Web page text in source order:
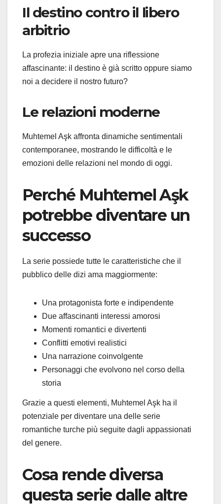
Il destino contro il libero
arbitrio
La profezia iniziale apre una riflessione
affascinante: il destino è già scritto oppure siamo
noi a decidere il nostro futuro?
Le relazioni moderne
Muhtemel Aşk affronta dinamiche sentimentali
contemporanee, mostrando le difficoltà e le
emozioni delle relazioni nel mondo di oggi.
Perché Muhtemel Aşk
potrebbe diventare un
successo
La serie possiede tutte le caratteristiche che il
pubblico delle dizi ama maggiormente:
Una protagonista forte e indipendente
Due affascinanti interessi amorosi
Momenti romantici e divertenti
Conflitti emotivi realistici
Una narrazione coinvolgente
Personaggi che evolvono nel corso della
storia
Grazie a questi elementi, Muhtemel Aşk ha il
potenziale per diventare una delle serie
romantiche turche più seguite dagli appassionati
del genere.
Cosa rende diversa
questa serie dalle altre